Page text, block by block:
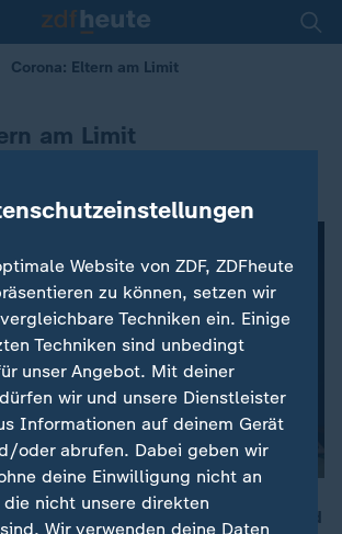
Corona: Eltern am Limit
am Limit
fegt durch deutsche Schulen und
Website von ZDF, ZDFheute
zu können, setzen wir
Techniken ein. Einige
Techniken sind unbedingt
unser Angebot. Mit deiner
wir und unsere Dienstleister
Informationen auf deinem Gerät
oder abrufen. Dabei geben wir
deine Einwilligung nicht an
nicht unsere direkten
Wir verwenden deine Daten